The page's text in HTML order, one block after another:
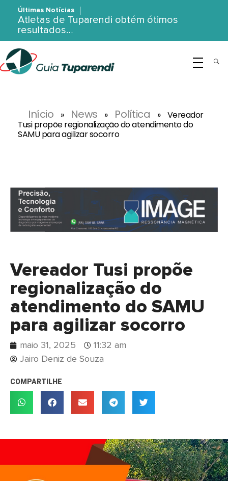
Últimas Notícias
Atletas de Tuparendi obtém ótimos
resultados…
Início » News » Política » Vereador
Tusi propõe regionalização do atendimento do
SAMU para agilizar socorro
Vereador Tusi propõe
regionalização do
atendimento do SAMU
para agilizar socorro
maio 31, 2025
11:32 am
Jairo Deniz de Souza
COMPARTILHE